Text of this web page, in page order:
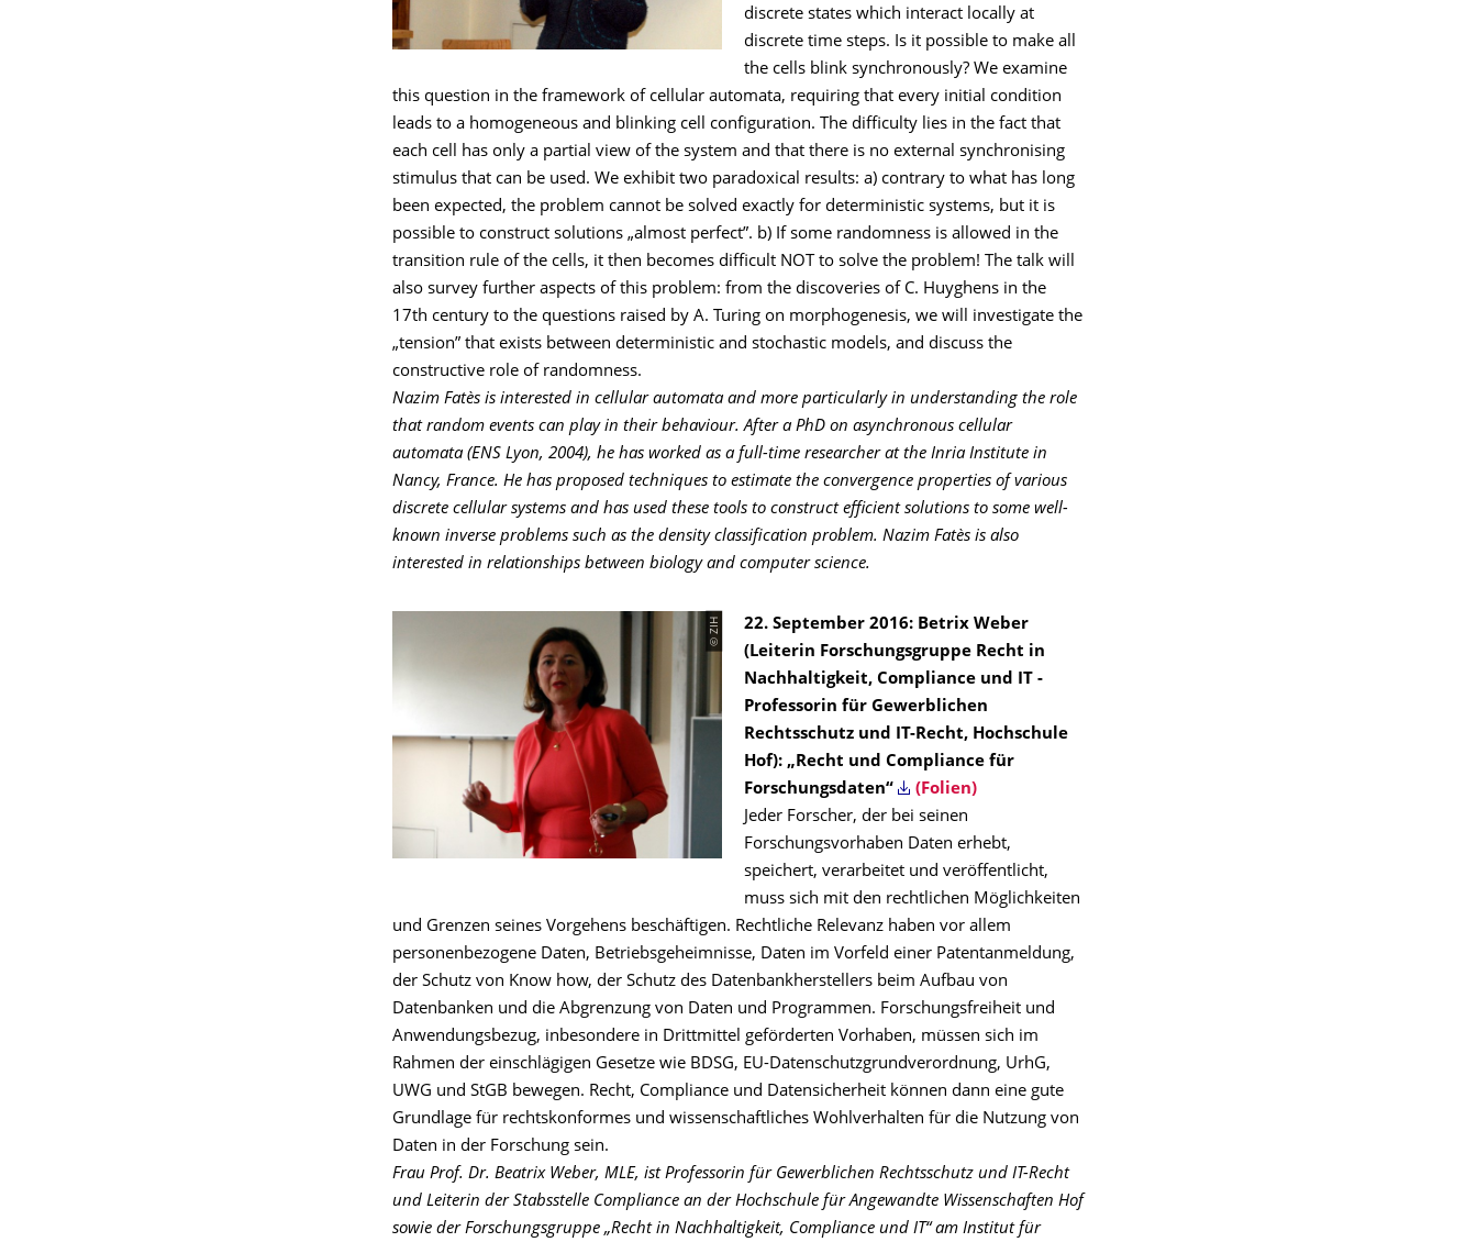
discrete states which interact locally at
discrete time steps. Is it possible to make all
the cells blink synchronously? We examine
this question in the framework of cellular automata, requiring that every initial condition
leads to a homogeneous and blinking cell configuration. The difficulty lies in the fact that
each cell has only a partial view of the system and that there is no external synchronising
stimulus that can be used. We exhibit two paradoxical results: a) contrary to what has long
been expected, the problem cannot be solved exactly for deterministic systems, but it is
possible to construct solutions „almost perfect”. b) If some randomness is allowed in the
transition rule of the cells, it then becomes difficult NOT to solve the problem! The talk will
also survey further aspects of this problem: from the discoveries of C. Huyghens in the
17th century to the questions raised by A. Turing on morphogenesis, we will investigate the
„tension” that exists between deterministic and stochastic models, and discuss the
constructive role of randomness.
Nazim Fatès is interested in cellular automata and more particularly in understanding the role
that random events can play in their behaviour. After a PhD on asynchronous cellular
automata (ENS Lyon, 2004), he has worked as a full-time researcher at the Inria Institute in
Nancy, France. He has proposed techniques to estimate the convergence properties of various
discrete cellular systems and has used these tools to construct efficient solutions to some well-
known inverse problems such as the density classification problem. Nazim Fatès is also
interested in relationships between biology and computer science.
© ZIH
22. September 2016: Betrix Weber
(Leiterin Forschungsgruppe Recht in
Nachhaltigkeit, Compliance und IT -
Professorin für Gewerblichen
Rechtsschutz und IT-Recht, Hochschule
Hof): „Recht und Compliance für
Forschungsdaten“
(Folien)
Jeder Forscher, der bei seinen
Forschungsvorhaben Daten erhebt,
speichert, verarbeitet und veröffentlicht,
muss sich mit den rechtlichen Möglichkeiten
und Grenzen seines Vorgehens beschäftigen. Rechtliche Relevanz haben vor allem
personenbezogene Daten, Betriebsgeheimnisse, Daten im Vorfeld einer Patentanmeldung,
der Schutz von Know how, der Schutz des Datenbankherstellers beim Aufbau von
Datenbanken und die Abgrenzung von Daten und Programmen. Forschungsfreiheit und
Anwendungsbezug, inbesondere in Drittmittel geförderten Vorhaben, müssen sich im
Rahmen der einschlägigen Gesetze wie BDSG, EU-Datenschutzgrundverordnung, UrhG,
UWG und StGB bewegen. Recht, Compliance und Datensicherheit können dann eine gute
Grundlage für rechtskonformes und wissenschaftliches Wohlverhalten für die Nutzung von
Daten in der Forschung sein.
Frau Prof. Dr. Beatrix Weber, MLE, ist Professorin für Gewerblichen Rechtsschutz und IT-Recht
und Leiterin der Stabsstelle Compliance an der Hochschule für Angewandte Wissenschaften Hof
sowie der Forschungsgruppe „Recht in Nachhaltigkeit, Compliance und IT“ am Institut für